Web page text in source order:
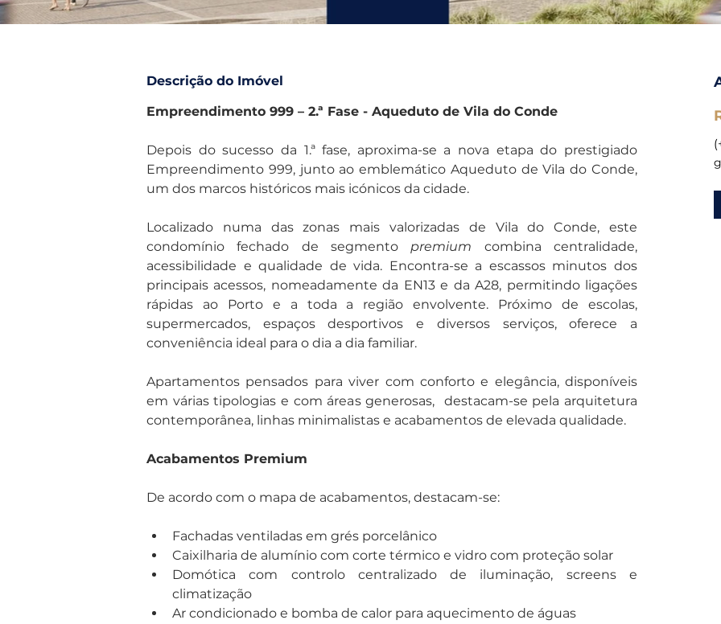
Descrição do Imóvel
Empreendimento 999 – 2.ª Fase - Aqueduto de Vila do Conde
Depois do sucesso da 1.ª fase, aproxima-se a nova etapa do prestigiado
Empreendimento 999, junto ao emblemático Aqueduto de Vila do Conde,
um dos marcos históricos mais icónicos da cidade.
Localizado numa das zonas mais valorizadas de Vila do Conde, este
condomínio fechado de segmento premium combina centralidade,
acessibilidade e qualidade de vida. Encontra-se a escassos minutos dos
principais acessos, nomeadamente da EN13 e da A28, permitindo ligações
rápidas ao Porto e a toda a região envolvente. Próximo de escolas,
supermercados, espaços desportivos e diversos serviços, oferece a
conveniência ideal para o dia a dia familiar.
Apartamentos pensados para viver com conforto e elegância, disponíveis
em várias tipologias e com áreas generosas,  destacam-se pela arquitetura
contemporânea, linhas minimalistas e acabamentos de elevada qualidade.
Acabamentos Premium
De acordo com o mapa de acabamentos, destacam-se:
Fachadas ventiladas em grés porcelânico
Caixilharia de alumínio com corte térmico e vidro com proteção solar
Domótica com controlo centralizado de iluminação, screens e
climatização
Ar condicionado e bomba de calor para aquecimento de águas